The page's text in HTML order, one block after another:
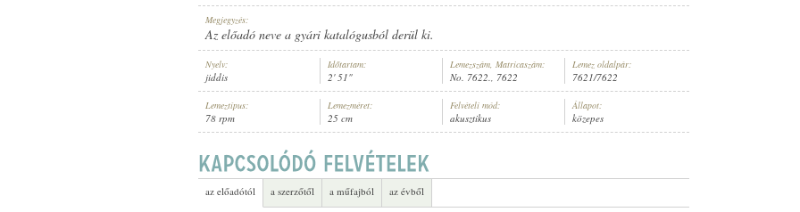
GESPASS HELENE ,ISMERETLEN ZENÉSZEK (ZONGORA
LEMEZSZÁM:
Megjegyzés:
Az előadó neve a gyári katalógusból derül ki.
Nyelv:
jiddis
Időtartam:
2' 51"
Lemezszám, Matricaszám:
No. 7622., 7622
Lemez oldalpár:
7621/7622
Lemeztípus:
78 rpm
Lemezméret:
25 cm
Felvételi mód:
akusztikus
Állapot:
közepes
az előadótól a szerzőtől a műfajból az évből